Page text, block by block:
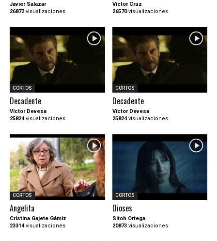
Javier Salazar
26872 visualizaciones
Víctor Cruz
26570visualizaciones
CORTOS
Decadente
Víctor Devesa
25824visualizaciones
CORTOS
Decadente
Víctor Devesa
25824visualizaciones
CORTOS
Angelita
Cristina Gajete Gámiz
23314visualizaciones
CORTOS
Dioses
Sitoh Ortega
20873visualizaciones